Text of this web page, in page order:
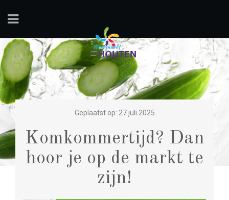
Geplaatst op: 27 juli 2025
Komkommertijd? Dan
hoor je op de markt te
zijn!